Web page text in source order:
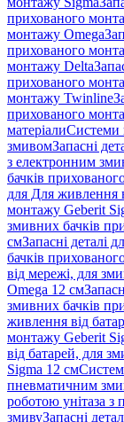
прихованого
монтажу Omega
прихованого
монтажу Delta
прихованого
монтажу Twinline
прихованого
матеріалиСистеми
змивомЗапасні
з електронним
бачків
для Для живлення
монтажу Geberit
змивних бачків
смЗапасні деталі
бачків
від мережі, для
Omega 12 см
змивних бачків
живлення від
монтажу Geberit
від батарей, для
Sigma 12 см
пневматичним
роботою унітаза
змивуЗапасні